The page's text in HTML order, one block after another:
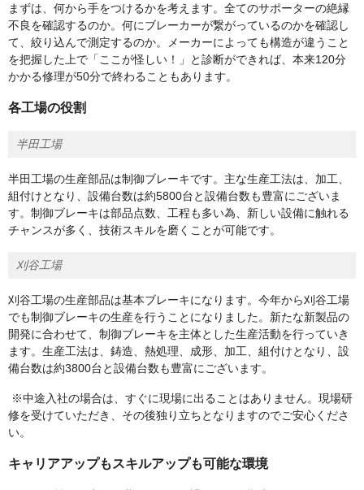
まずは、何から手をつけるかを考えます。全てのサポーターの絶縁
不良を確認するのか。何にブレーカーが繋がっているのかを確認し
て、絞り込んで測定するのか。メーカーによっても構造が違うこと
を把握した上で「ここが怪しい！」と診断ができれば、本来120分
かかる修理が50分で終わることもあります。
各工場の役割
半田工場
半田工場の生産部品は制御ブレーキです。主な生産工法は、加工、
組付けとなり、設備台数は約5800台と設備台数も豊富にございま
す。制御ブレーキは部品点数、工程も多い為、新しい設備に触れる
チャンスが多く、技術スキルを磨くことが可能です。
刈谷工場
刈谷工場の生産部品は基本ブレーキになります。今年から刈谷工場
でも制御ブレーキの生産を行うことになりました。新たな新製品の
開発に合わせて、制御ブレーキを主体とした生産活動を行っていき
ます。生産工法は、鋳造、熱処理、成形、加工、組付けとなり、設
備台数は約3800台と設備台数も豊富にございます。
※中途入社の場合は、すぐに現場に出ることはありません。現場研
修を受けていただき、その後独り立ちとなりますのでご安心くださ
い。
キャリアアップもスキルアップも可能な環境